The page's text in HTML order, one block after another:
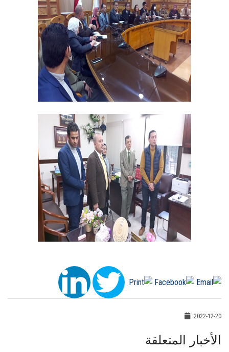
2022-12-20
الأخبار المتعلقة